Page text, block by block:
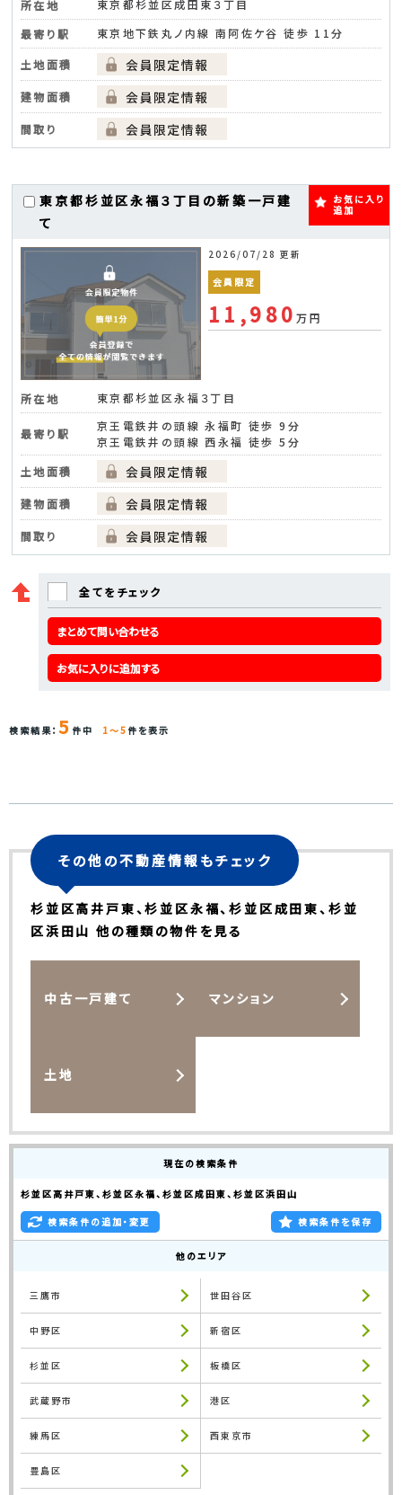
所在地
東京都杉並区成田東３丁目
最寄り駅
東京地下鉄丸ノ内線 南阿佐ケ谷 徒歩 11分
土地面積
建物面積
間取り
東京都杉並区永福３丁目の新築一戸建
て
お気に入り
追加
2026/07/28 更新
会員限定
11,980万円
所在地 東京都杉並区永福３丁目
最寄り駅
京王電鉄井の頭線 永福町 徒歩 9分
京王電鉄井の頭線 西永福 徒歩 5分
土地面積
建物面積
間取り
全てをチェック
まとめて問い合わせる
お気に入りに追加する
検索結果： 5 件中 1～5件を表示
その他の不動産情報もチェック
杉並区高井戸東、杉並区永福、杉並区成田東、杉並
区浜田山 他の種類の物件を見る
中古一戸建て マンション
土地
現在の検索条件
杉並区高井戸東、杉並区永福、杉並区成田東、杉並区浜田山
検索条件の追加・変更 検索条件を保存
他のエリア
三鷹市 世田谷区
中野区 新宿区
杉並区 板橋区
武蔵野市 港区
練馬区 西東京市
豊島区